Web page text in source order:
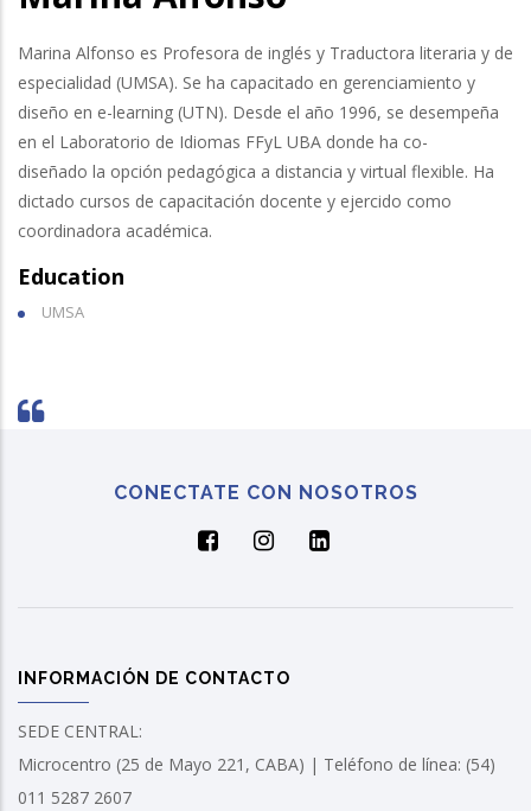
Marina Alfonso es Profesora de inglés y Traductora literaria y de
especialidad (UMSA). Se ha capacitado en gerenciamiento y
diseño en e-learning (UTN). Desde el año 1996, se desempeña
en el Laboratorio de Idiomas FFyL UBA donde ha co-
diseñado la opción pedagógica a distancia y virtual flexible. Ha
dictado cursos de capacitación docente y ejercido como
coordinadora académica.
Education
UMSA
CONECTATE CON NOSOTROS
INFORMACIÓN DE CONTACTO
SEDE CENTRAL:
Microcentro (25 de Mayo 221, CABA) | Teléfono de línea: (54)
011 5287 2607